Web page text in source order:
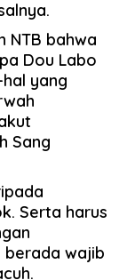
NTB bahwa
Dou Labo
yang
Sang
Serta harus
berada wajib